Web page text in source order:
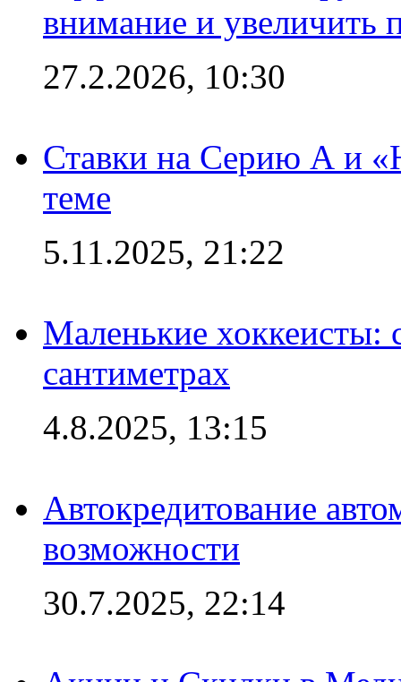
внимание и увеличить
27.2.2026, 10:30
Ставки на Серию А и
теме
5.11.2025, 21:22
Маленькие хоккеисты:
сантиметрах
4.8.2025, 13:15
Автокредитование
возможности
30.7.2025, 22:14